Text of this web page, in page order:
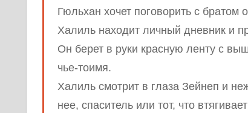
Гюльхан хочет поговорить с братом
Халиль находит личный дневник и
Он берет в руки красную ленту с
чье-тоимя.
Халиль смотрит в глаза Зейнеп и
нее, спаситель или тот, что